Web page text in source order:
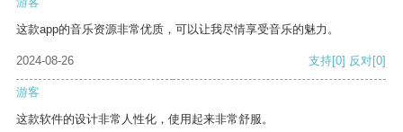
这款app的音乐资源非常优质，可以让我尽情享受音乐的魅力。
2024-08-26 支持[0] 反对[0]
游客
这款软件的设计非常人性化，使用起来非常舒服。